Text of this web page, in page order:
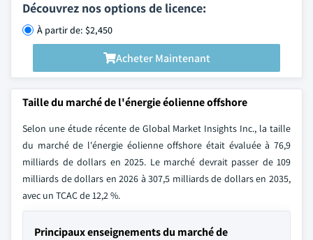
Découvrez nos options de licence:
À partir de: $2,450
Acheter Maintenant
Taille du marché de l'énergie éolienne offshore
Selon une étude récente de Global Market Insights Inc., la taille
du marché de l'énergie éolienne offshore était évaluée à 76,9
milliards de dollars en 2025. Le marché devrait passer de 109
milliards de dollars en 2026 à 307,5 milliards de dollars en 2035,
avec un TCAC de 12,2 %.
Principaux enseignements du marché de